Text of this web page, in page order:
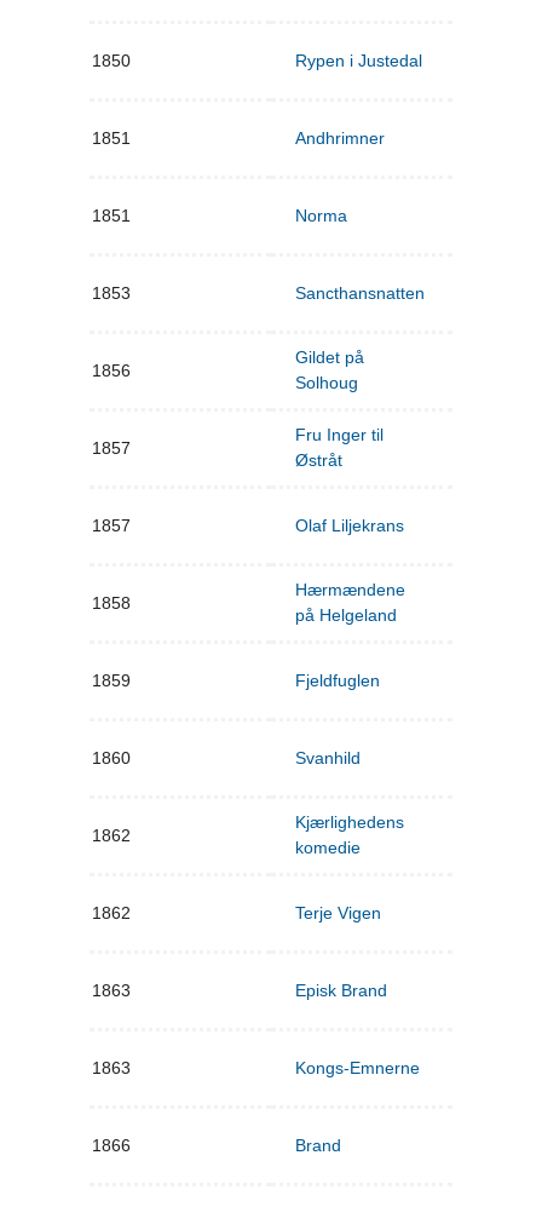
1850 Rypen i Justedal
1851 Andhrimner
1851 Norma
1853 Sancthansnatten
1856
Gildet på
Solhoug
1857
Fru Inger til
Østråt
1857 Olaf Liljekrans
1858
Hærmændene
på Helgeland
1859 Fjeldfuglen
1860 Svanhild
1862
Kjærlighedens
komedie
1862 Terje Vigen
1863 Episk Brand
1863 Kongs-Emnerne
1866 Brand